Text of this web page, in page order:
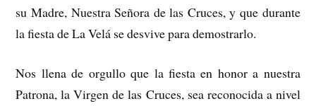
su Madre, Nuestra Señora de las Cruces, y que durante
la fiesta de La Velá se desvive para demostrarlo.
Nos llena de orgullo que la fiesta en honor a nuestra
Patrona, la Virgen de las Cruces, sea reconocida a nivel